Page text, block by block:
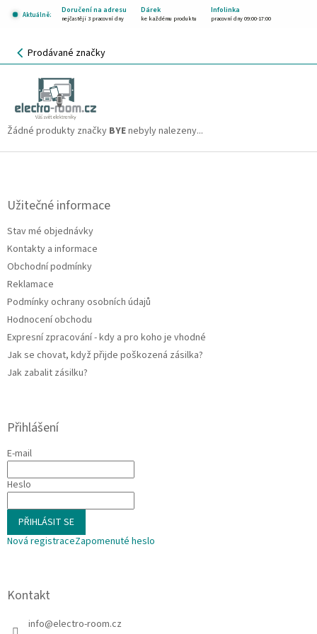
Aktuálně:
Doručení na adresu Dárek Infolinka
nejčastěji 3 pracovní dny ke každému produktu pracovní dny 09:00-17:00
NÁKUPNÍ
KOŠÍK
Prodávané značky
Žádné produkty značky BYEnebyly nalezeny...
Z
Užitečné informace
Stav mé objednávky
Kontakty a informace
Obchodní podmínky
Reklamace
Podmínky ochrany osobních údajů
Hodnocení obchodu
Expresní zpracování - kdy a pro koho je vhodné
Jak se chovat, když přijde poškozená zásilka?
Jak zabalit zásilku?
Přihlášení
E-mail
Heslo
PŘIHLÁSIT SE
Nová registraceZapomenuté heslo
Kontakt
info@electro-room.cz